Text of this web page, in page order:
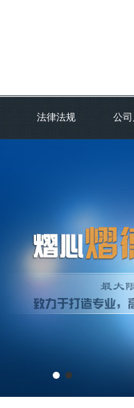
法律法规 公